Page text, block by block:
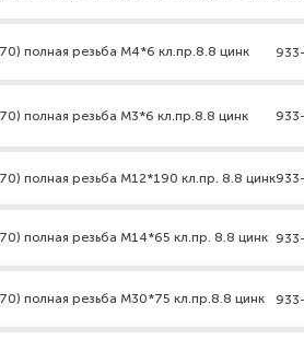
полная резьба М4*6 кл.пр.8.8 цинк
полная резьба М3*6 кл.пр.8.8 цинк
полная резьба М12*190 кл.пр. 8.8 цинк
полная резьба М14*65 кл.пр. 8.8 цинк
полная резьба М30*75 кл.пр.8.8 цинк